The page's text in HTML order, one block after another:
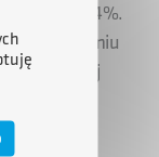
o prawie 4%.
w Radomiu
radomskiej
jak i